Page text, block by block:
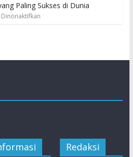
Paling Sukses di Dunia
Redaksi